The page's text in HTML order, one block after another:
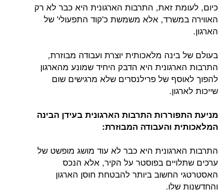
כיום, לעומת זאת, התרבות הארגונית היא כבר לא רק
האווירה במשרד, אלא משמשת כ'קוד התפעולי' של
הארגון.
בעולם של בינה מלאכותית יוצרת ועבודה מבוזרת,
התרבות הארגונית היא הדבק היחיד שמונע מהארגון
להפוך לאוסף של פרילנסרים שלא מרגישים שום
שייכות לארגון.
מניעת התפוררות התרבות הארגונית בעידן הבינה
המלאכותית והעבודה המבוזרת:
התרבות הארגונית היא כבר לא עוד מושג מופשט של
ערכים שתלויים בפוסטר על הקיר, אלא הנכס
האסטרטגי החשוב ביותר להבטחת חוסן הארגון
והחדשנות שלו.